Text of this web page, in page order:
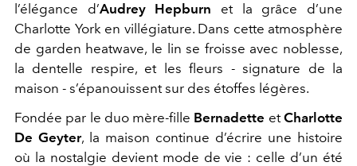
l’élégance d’Audrey Hepburn et la grâce d’une
Charlotte York en villégiature. Dans cette atmosphère
de garden heatwave, le lin se froisse avec noblesse,
la dentelle respire, et les fleurs - signature de la
maison - s’épanouissent sur des étoffes légères.
Fondée par le duo mère-fille Bernadette etCharlotte
De Geyter, la maison continue d’écrire une histoire
où la nostalgie devient mode de vie : celle d’un été